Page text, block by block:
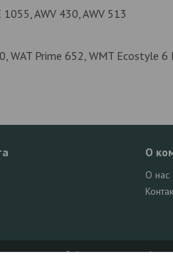
1055, AWV 430, AWV 513
WAT Prime 652, WMT Ecostyle 6
О
О нас
Сайт создан на